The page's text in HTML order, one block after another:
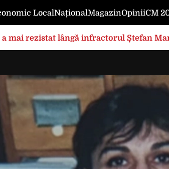
LocalNaționalMagazinOpiniiCM
a mai rezistat lângă infractorul Ștefan